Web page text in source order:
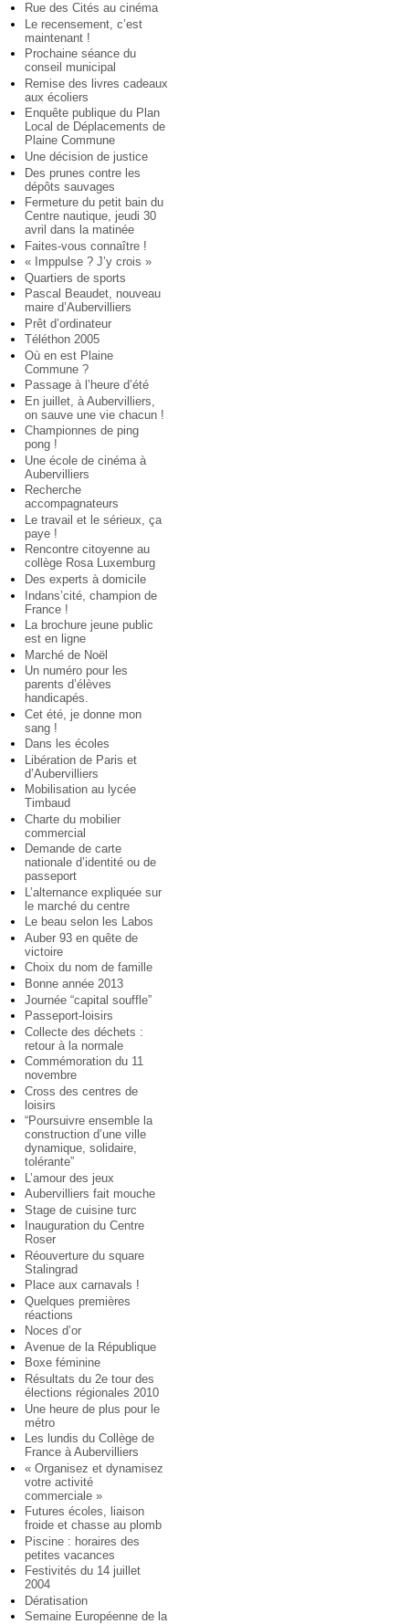
Rue des Cités au cinéma
Le recensement, c’est
maintenant !
Prochaine séance du
conseil municipal
Remise des livres cadeaux
aux écoliers
Enquête publique du Plan
Local de Déplacements de
Plaine Commune
Une décision de justice
Des prunes contre les
dépôts sauvages
Fermeture du petit bain du
Centre nautique, jeudi 30
avril dans la matinée
Faites-vous connaître !
« Imppulse ? J’y crois »
Quartiers de sports
Pascal Beaudet, nouveau
maire d’Aubervilliers
Prêt d’ordinateur
Téléthon 2005
Où en est Plaine
Commune ?
Passage à l’heure d’été
En juillet, à Aubervilliers,
on sauve une vie chacun !
Championnes de ping
pong !
Une école de cinéma à
Aubervilliers
Recherche
accompagnateurs
Le travail et le sérieux, ça
paye !
Rencontre citoyenne au
collège Rosa Luxemburg
Des experts à domicile
Indans’cité, champion de
France !
La brochure jeune public
est en ligne
Marché de Noël
Un numéro pour les
parents d’élèves
handicapés.
Cet été, je donne mon
sang !
Dans les écoles
Libération de Paris et
d’Aubervilliers
Mobilisation au lycée
Timbaud
Charte du mobilier
commercial
Demande de carte
nationale d’identité ou de
passeport
L’alternance expliquée sur
le marché du centre
Le beau selon les Labos
Auber 93 en quête de
victoire
Choix du nom de famille
Bonne année 2013
Journée “capital souffle”
Passeport-loisirs
Collecte des déchets :
retour à la normale
Commémoration du 11
novembre
Cross des centres de
loisirs
“Poursuivre ensemble la
construction d’une ville
dynamique, solidaire,
tolérante”
L’amour des jeux
Aubervilliers fait mouche
Stage de cuisine turc
Inauguration du Centre
Roser
Réouverture du square
Stalingrad
Place aux carnavals !
Quelques premières
réactions
Noces d’or
Avenue de la République
Boxe féminine
Résultats du 2e tour des
élections régionales 2010
Une heure de plus pour le
métro
Les lundis du Collège de
France à Aubervilliers
« Organisez et dynamisez
votre activité
commerciale »
Futures écoles, liaison
froide et chasse au plomb
Piscine : horaires des
petites vacances
Festivités du 14 juillet
2004
Dératisation
Semaine Européenne de la